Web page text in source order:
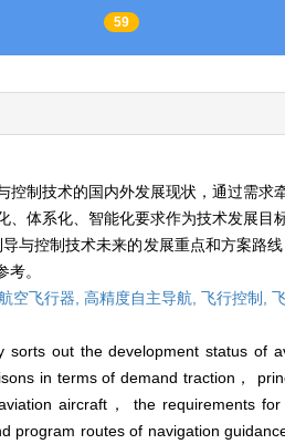
59
控制技术的国内外发展现状，通过需
、体系化、智能化要求作为技术发展
与控制技术未来的发展重点和方案路
。
空飞行器, 高精度自主导航, 飞行控制,
sorts out the development status of
in terms of demand traction，
aircraft， the requirements
program routes of navigation